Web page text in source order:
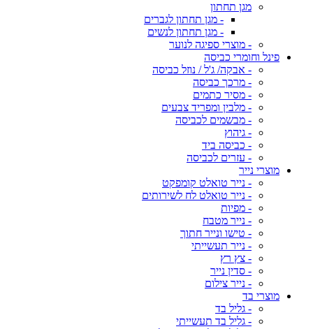
מגן תחתון
- מגן תחתון לגברים
- מגן תחתון לנשים
- מוצרי ספיגה לנוער
פינל וחומרי כביסה
- אבקה/ ג'ל / נוזל כביסה
- מרכך כביסה
- מסיר כתמים
- מלבין ומפריד צבעים
- מבשמים לכביסה
- גיהוץ
- כביסה ביד
- עזרים לכביסה
מוצרי נייר
- נייר טואלט קומפקט
- נייר טואלט לח לשירותים
- מפיות
- נייר מטבח
- טישו ונייר חתוך
- נייר תעשייתי
- צץ רץ
- סדין נייר
- נייר צילום
מוצרי בד
- גליל בד
- גליל בד תעשייתי